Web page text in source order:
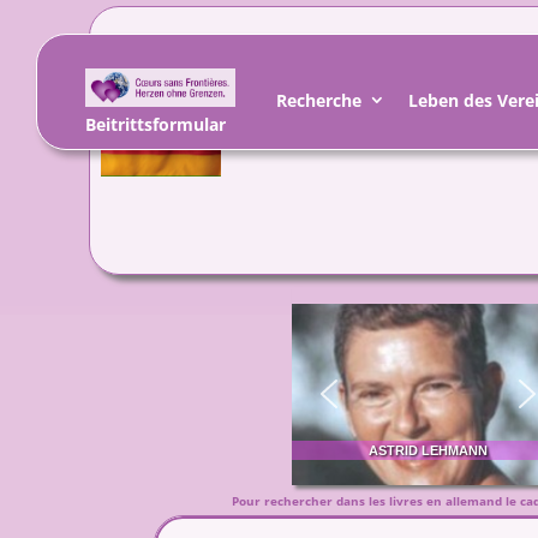
Recherche
Leben des
Beitrittsformular
DEUTSCHE
ASTRID LEHMANN
AUS LIEBE ZU ROMAN
Pour rechercher dans les livres en allemand le